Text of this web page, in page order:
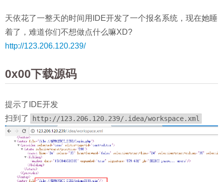
天依花了一整天的时间用IDE开发了一个报名系统，现在她睡
着了，难道你们不想做点什么嘛XD?
http://123.206.120.239/
0x00下载源码
提示了IDE开发
扫到了
http://123.206.120.239/.idea/workspace.xml